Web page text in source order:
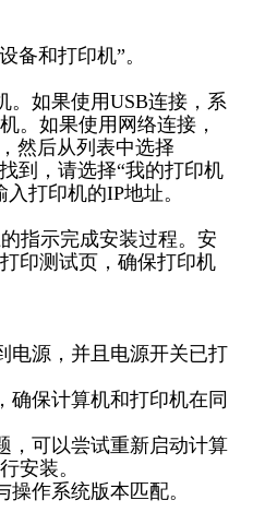
备和打印机”。
。如果使用USB连接，系
。如果使用网络连接，
然后从列表中选择
到，请选择“我的打印机
打印机的IP地址。
指示完成安装过程。安
印测试页，确保打印机
电源，并且电源开关已打
确保计算机和打印机在同
，可以尝试重新启动计算
安装。
作系统版本匹配。